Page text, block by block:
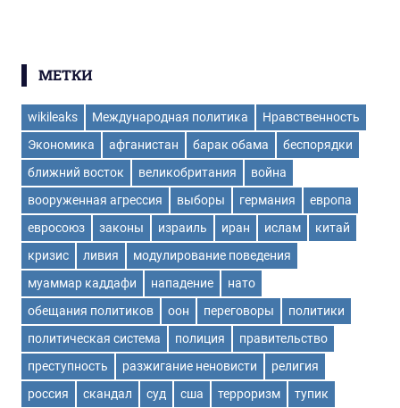
МЕТКИ
wikileaks Международная политика
Нравственность
Экономика
афганистан барак обама
беспорядки
ближний восток
великобритания
война
вооруженная агрессия
выборы германия
европа
евросоюз
законы израиль иран ислам
китай
кризис
ливия
модулирование поведения
муаммар каддафи
нападение
нато
обещания политиков
оон переговоры
политики
политическая система
полиция
правительство
преступность
разжигание неновисти
религия
россия
скандал суд сша терроризм тупик